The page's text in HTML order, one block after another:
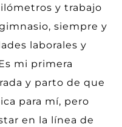
y trabajo
siempre y
laborales y
mi primera
y parto de que
para mí, pero
en la línea de